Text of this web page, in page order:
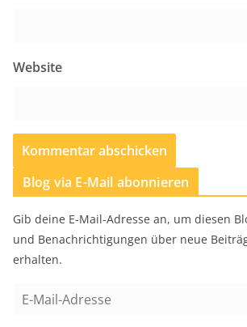
Website
Blog via E-Mail abonnieren
Gib deine E-Mail-Adresse an, um diesen
und Benachrichtigungen über neue
erhalten.